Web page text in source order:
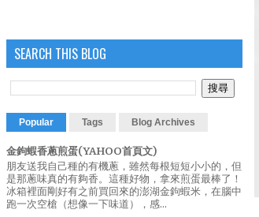
SEARCH THIS BLOG
Popular Tags Blog Archives
金鉤蝦香蔥煎蛋(YAHOO首頁文)
朋友送我自己種的有機蔥，雖然每根短短小小的，但
是那蔥味真的有夠香。這種好物，拿來煎蛋最棒了！
冰箱裡面剛好有之前買回來的澎湖金鉤蝦米，在腦中
跑一次空槍（想像一下味道），感...